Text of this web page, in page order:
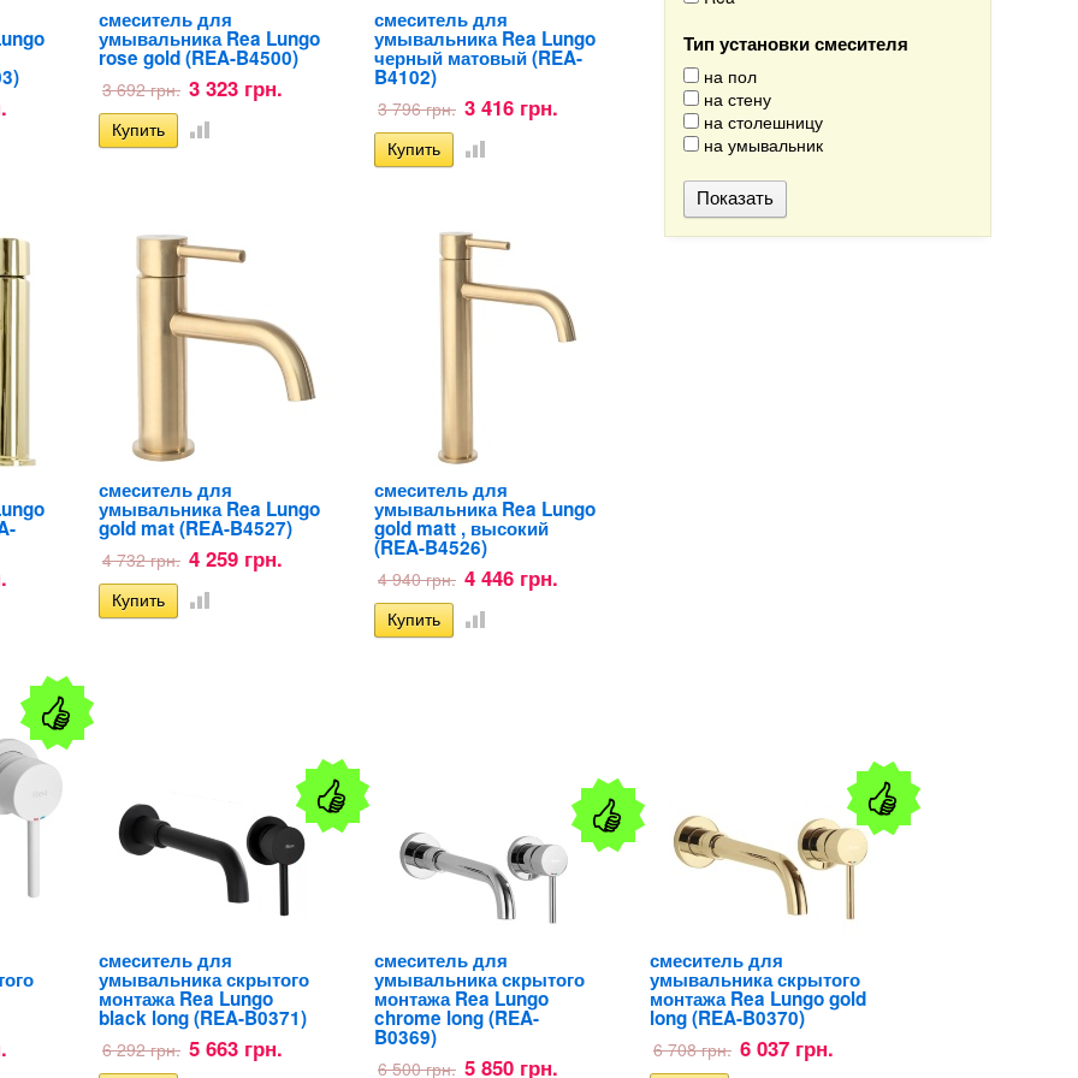
Тип установки смесителя
на пол
на стену
на столешницу
на умывальник
смеситель для
умывальника Rea Lungo
rose gold (REA-B4500)
3 692 грн. 3 323 грн.
смеситель для
умывальника Rea Lungo
черный матовый (REA-
B4102)
3 796 грн. 3 416 грн.
смеситель для
умывальника Rea Lungo
gold mat (REA-B4527)
4 732 грн. 4 259 грн.
смеситель для
умывальника Rea Lungo
gold matt , высокий
(REA-B4526)
4 940 грн. 4 446 грн.
смеситель для
умывальника скрытого
монтажа Rea Lungo
black long (REA-B0371)
6 292 грн. 5 663 грн.
смеситель для
умывальника скрытого
монтажа Rea Lungo
chrome long (REA-
B0369)
6 500 грн. 5 850 грн.
смеситель для
умывальника скрытого
монтажа Rea Lungo gold
long (REA-B0370)
6 708 грн. 6 037 грн.